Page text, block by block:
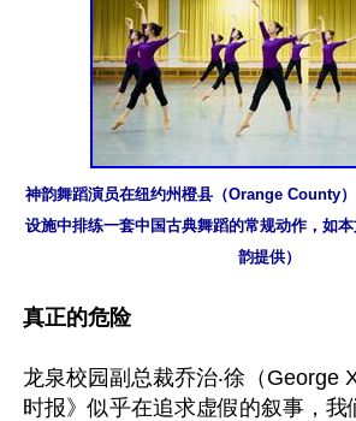
神韵舞蹈演员在纽约州橙县（Orange County
设施中排练一套中国古典舞蹈的常规动作，如
韵提供）
真正的危险
龙泉校园副总裁乔治‧徐（George
时报》似乎在追求虚假的叙事，我